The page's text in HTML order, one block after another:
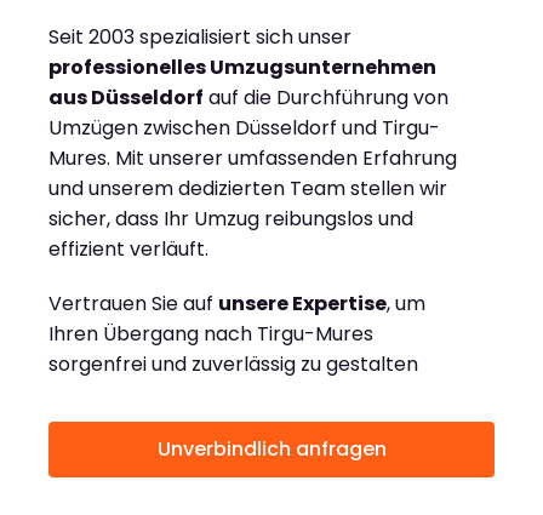
Seit 2003 spezialisiert sich unser
professionelles Umzugsunternehmen
aus Düsseldorf auf die Durchführung von
Umzügen zwischen Düsseldorf und Tirgu-
Mures. Mit unserer umfassenden Erfahrung
und unserem dedizierten Team stellen wir
sicher, dass Ihr Umzug reibungslos und
effizient verläuft.
Vertrauen Sie auf unsere Expertise, um
Ihren Übergang nach Tirgu-Mures
sorgenfrei und zuverlässig zu gestalten
Unverbindlich anfragen